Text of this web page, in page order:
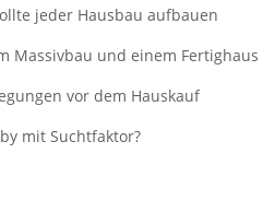
jeder Hausbau aufbauen
Massivbau und einem Fertighaus
vor dem Hauskauf
mit Suchtfaktor?